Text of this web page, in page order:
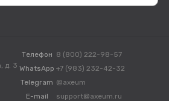
д. 3
Телефон 8 (800) 222-98-57
WhatsApp +7 (983) 232-42-32
Telegram @axeum
E-mail
support@axeum.ru